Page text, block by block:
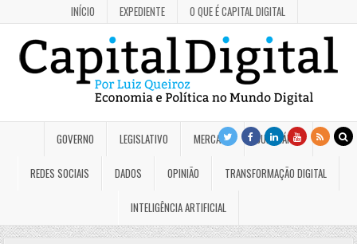
INÍCIO EXPEDIENTE O QUE É CAPITAL DIGITAL
GOVERNO LEGISLATIVO MERCADO JUDICIÁRIO
REDES SOCIAIS DADOS OPINIÃO TRANSFORMAÇÃO DIGITAL
INTELIGÊNCIA ARTIFICIAL